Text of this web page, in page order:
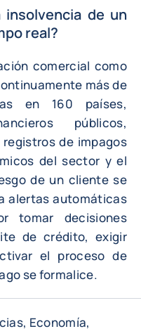
de un
real?
comercial como
más de
en 160 países,
públicos,
de impagos
del sector y el
de un cliente se
alertas automáticas
tomar decisiones
de crédito, exigir
el proceso de
se formalice.
Economía,